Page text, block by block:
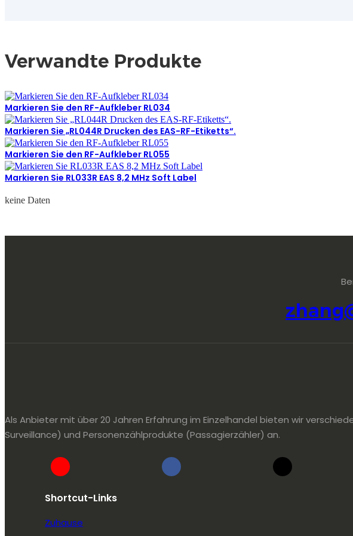
Verwandte Produkte
Markieren Sie den RF-Aufkleber RL034
Markieren Sie „RL044R Drucken des EAS-RF-Etiketts“.
Markieren Sie den RF-Aufkleber RL055
Markieren Sie RL033R EAS 8,2 MHz Soft Label
keine Daten
Als Anbieter mit über 20 Jahren Erfahrung im Einzelhandel bieten wir
Surveillance) und Personenzählprodukte (Passagierzähler) an.
Shortcut-Links
Zuhause